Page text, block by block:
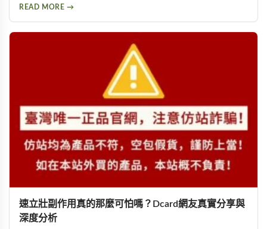
READ MORE →
速立壯副作用真的那麼可怕嗎？Dcard網友真實分享與
深度分析